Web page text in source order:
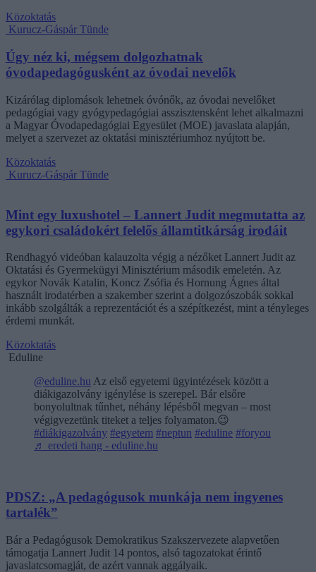
Közoktatás
Kurucz-Gáspár Tünde
Úgy néz ki, mégsem dolgozhatnak
óvodapedagógusként az óvodai nevelők
Kizárólag diplomások lehetnek óvónők, az óvodai nevelőket
pedagógiai vagy gyógypedagógiai asszisztensként lehet alkalmazni
a Magyar Óvodapedagógiai Egyesület (MOE) javaslata alapján,
melyet a szervezet az oktatási minisztériumhoz nyújtott be.
Közoktatás
Kurucz-Gáspár Tünde
Mint egy luxushotel – Lannert Judit megmutatta az
egykori családokért felelős államtitkárság irodáit
Rendhagyó videóban kalauzolta végig a nézőket Lannert Judit az
Oktatási és Gyermekügyi Minisztérium második emeletén. Az
egykor Novák Katalin, Koncz Zsófia és Hornung Ágnes által
használt irodatérben a szakember szerint a dolgozószobák sokkal
inkább szolgálták a reprezentációt és a szépítkezést, mint a tényleges
érdemi munkát.
Közoktatás
Eduline
@eduline.hu Az első egyetemi ügyintézések között a
diákigazolvány igénylése is szerepel. Bár elsőre
bonyolultnak tűnhet, néhány lépésből megvan – most
végigvezetünk titeket a teljes folyamaton.😉
#diákigazolvány #egyetem #neptun #eduline #foryou
♬ eredeti hang - eduline.hu
PDSZ: „A pedagógusok munkája nem ingyenes
tartalék”
Bár a Pedagógusok Demokratikus Szakszervezete alapvetően
támogatja Lannert Judit 14 pontos, alsó tagozatokat érintő
javaslatcsomagját, de azért vannak aggályaik.